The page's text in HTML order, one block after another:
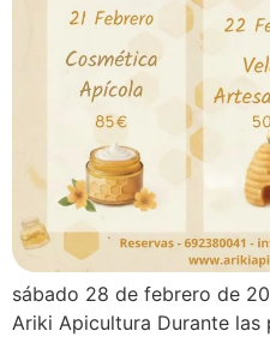
sábado 28 de febrero de
Ariki Apicultura Durante las